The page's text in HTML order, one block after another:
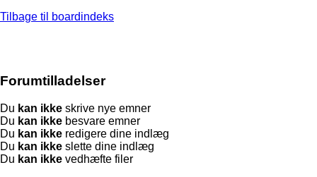
Tilbage til boardindeks
Forumtilladelser
Du kan ikke skrive nye emner
Du kan ikke besvare emner
Du kan ikke redigere dine indlæg
Du kan ikke slette dine indlæg
Du kan ikke vedhæfte filer